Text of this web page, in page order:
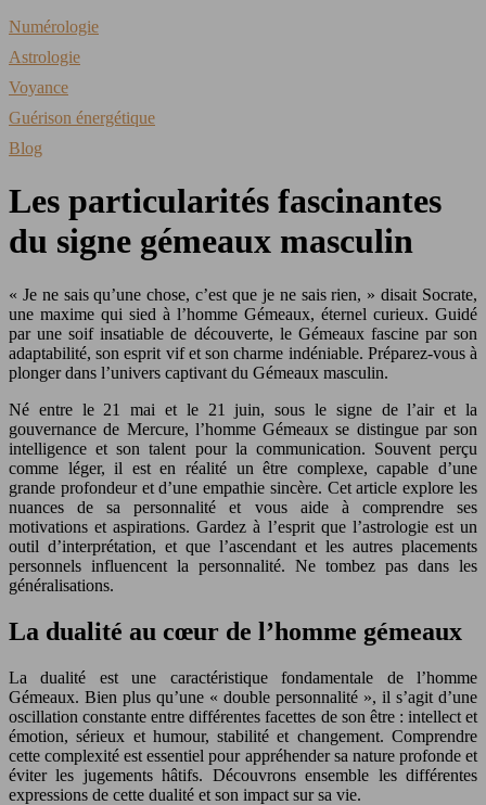
Numérologie
Astrologie
Voyance
Guérison énergétique
Blog
Les particularités fascinantes
du signe gémeaux masculin
« Je ne sais qu’une chose, c’est que je ne sais rien, » disait Socrate,
une maxime qui sied à l’homme Gémeaux, éternel curieux. Guidé
par une soif insatiable de découverte, le Gémeaux fascine par son
adaptabilité, son esprit vif et son charme indéniable. Préparez-vous à
plonger dans l’univers captivant du Gémeaux masculin.
Né entre le 21 mai et le 21 juin, sous le signe de l’air et la
gouvernance de Mercure, l’homme Gémeaux se distingue par son
intelligence et son talent pour la communication. Souvent perçu
comme léger, il est en réalité un être complexe, capable d’une
grande profondeur et d’une empathie sincère. Cet article explore les
nuances de sa personnalité et vous aide à comprendre ses
motivations et aspirations. Gardez à l’esprit que l’astrologie est un
outil d’interprétation, et que l’ascendant et les autres placements
personnels influencent la personnalité. Ne tombez pas dans les
généralisations.
La dualité au cœur de l’homme gémeaux
La dualité est une caractéristique fondamentale de l’homme
Gémeaux. Bien plus qu’une « double personnalité », il s’agit d’une
oscillation constante entre différentes facettes de son être : intellect et
émotion, sérieux et humour, stabilité et changement. Comprendre
cette complexité est essentiel pour appréhender sa nature profonde et
éviter les jugements hâtifs. Découvrons ensemble les différentes
expressions de cette dualité et son impact sur sa vie.